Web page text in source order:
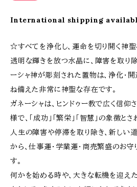
International shipping
☆すべてを浄化し、運命を切り開く神
透明な輝きを放つ水晶に、障害を取り
ーシャ神が彫刻された置物は、浄化・
ね備えた非常に神聖な存在です。
ガネーシャは、ヒンドゥー教で広く信
様で、「成功」「繁栄」「智慧」の象徴とさ
人生の障害や停滞を取り除き、新しい
から、仕事運・学業運・商売繁盛のお守
す。
何かを始める時や、大きな転機を迎え